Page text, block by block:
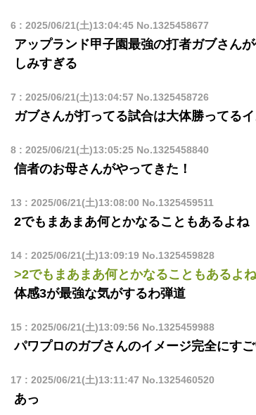
6 : 2025/06/21(土)13:04:45No.1325458677
アップランド甲子園最強の打者ガブさん
しみすぎる
7 : 2025/06/21(土)13:04:57 No.1325458726
ガブさんが打ってる試合は大体勝ってる
8: 2025/06/21(土)13:05:25No.1325458840
信者のお母さんがやってきた！
13 : 2025/06/21(土)13:08:00 No.1325459511
2でもまあまあ何とかなることもあるよね
14: 2025/06/21(土)13:09:19No.1325459828
>2でもまあまあ何とかなることもあるよね
体感3が最強な気がするわ弾道
15: 2025/06/21(土)13:09:56 No.1325459988
パワプロのガブさんのイメージ完全にす
17 : 2025/06/21(土)13:11:47 No.1325460520
あっ